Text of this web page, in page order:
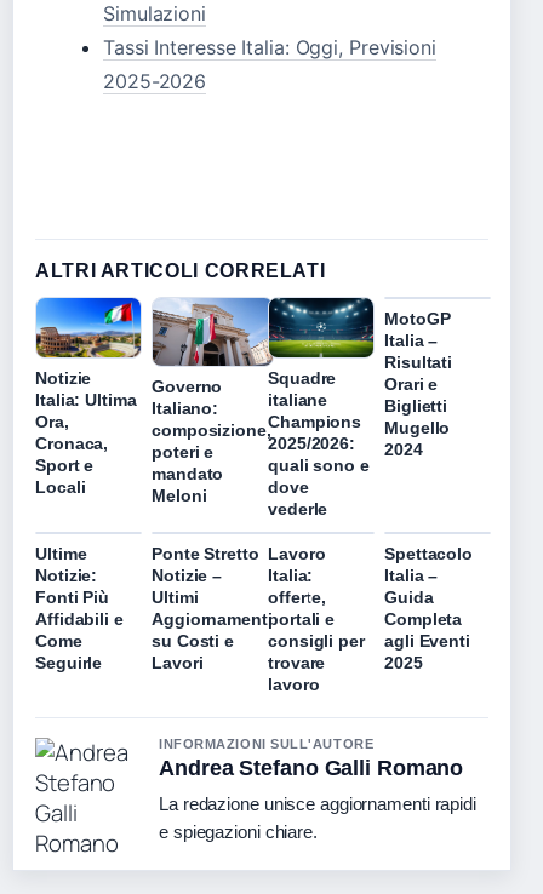
Simulazioni
Tassi Interesse Italia: Oggi, Previsioni
2025-2026
ALTRI ARTICOLI CORRELATI
Notizie
Italia: Ultima
Ora,
Cronaca,
Sport e
Locali
Governo
Italiano:
composizione,
poteri e
mandato
Meloni
Squadre
italiane
Champions
2025/2026:
quali sono e
dove
vederle
MotoGP
Italia –
Risultati
Orari e
Biglietti
Mugello
2024
Ultime
Notizie:
Fonti Più
Affidabili e
Come
Seguirle
Ponte Stretto
Notizie –
Ultimi
Aggiornamenti
su Costi e
Lavori
Lavoro
Italia:
offerte,
portali e
consigli per
trovare
lavoro
Spettacolo
Italia –
Guida
Completa
agli Eventi
2025
INFORMAZIONI SULL'AUTORE
Andrea Stefano Galli Romano
La redazione unisce aggiornamenti rapidi
e spiegazioni chiare.